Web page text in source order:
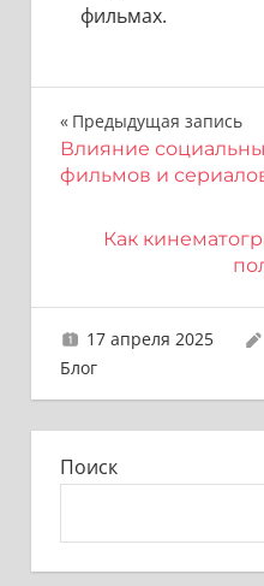
фильмах.
Навигация
по
записям
Предыдущая запись
Влияние
фильмов и
Как
17 апреля 2025
Блог
Поиск